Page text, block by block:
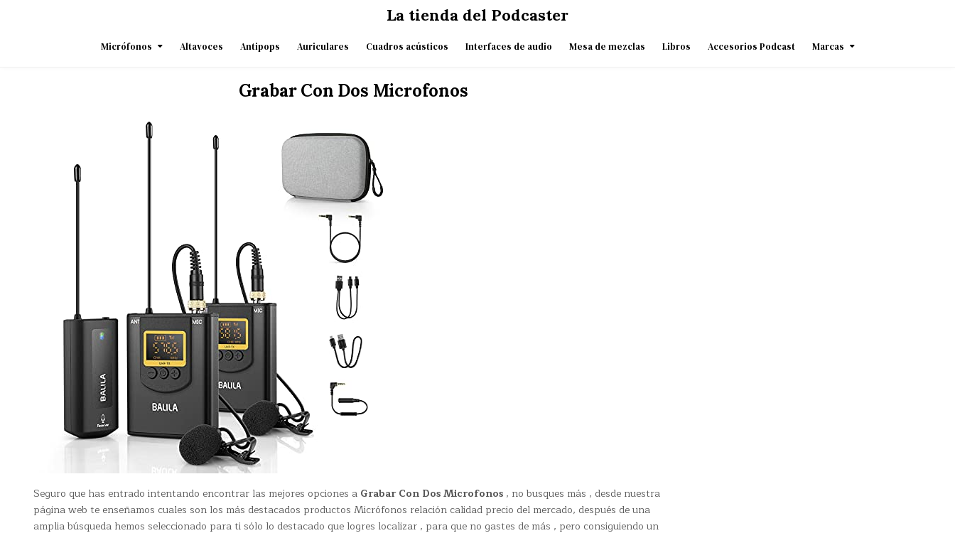
La tienda del Podcaster
Micrófonos Altavoces Antipops Auriculares Cuadros acústicos Interfaces de audio Mesa de mezclas Libros Accesorios Podcast Marcas
Grabar Con Dos Microfonos
Seguro que has entrado intentando encontrar las mejores opciones a Grabar Con Dos Microfonos , no busques más , desde nuestra
página web te enseñamos cuales son los más destacados productos Micrófonos relación calidad precio del mercado, después de una
amplia búsqueda hemos seleccionado para ti sólo lo destacado que logres localizar , para que no gastes de más , pero consiguiendo un